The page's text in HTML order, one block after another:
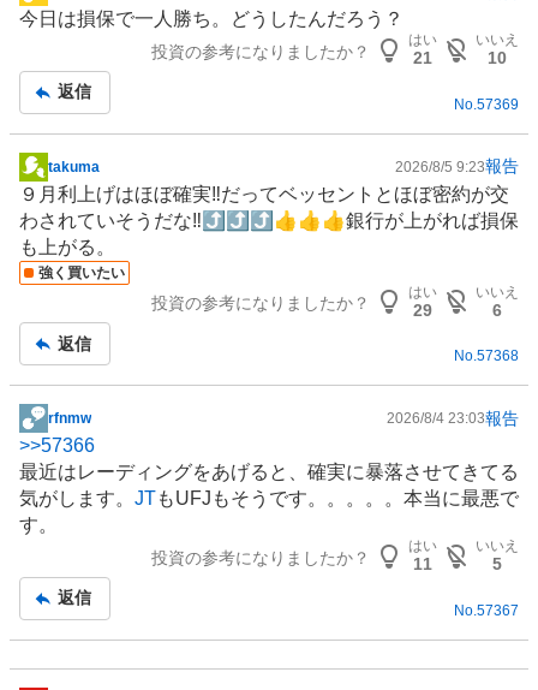
示
事
今日は損保で一人勝ち。どうしたんだろう？
投資の参考になりましたか？
はい
21
いいえ
10
返信
No. 57369
掲
示
板
記
事
takuma 2026/8/5 9:23報告
９月利上げはほぼ確実‼️だってベッセントとほぼ密約が交
わされていそうだな‼️⤴️⤴️⤴️👍👍👍銀行が上がれば損保
も上がる。
強く買いたい
投資の参考になりましたか？
はい
29
いいえ
6
返信
No.57368
掲
示
板
記
事
rfnmw 2026/8/4 23:03報告
>>57366
最近はレーディングをあげると、確実に暴落させてきてる
気がします。 JTもUFJもそうです。。。。。本当に最悪で
す。
投資の参考になりましたか？
はい
11
いいえ
5
返信
No. 57367